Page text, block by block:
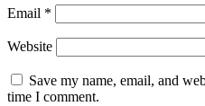
Email *
Website
Save my name, email, and
time I comment.